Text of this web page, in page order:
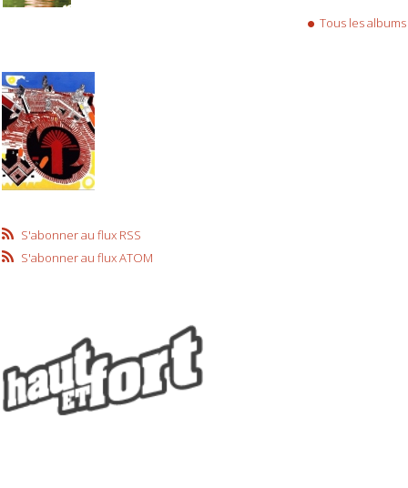
Tous les albums
S'abonner au flux RSS
S'abonner au flux ATOM